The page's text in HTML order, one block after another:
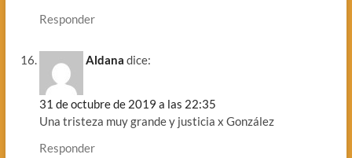
Responder
Aldana dice:
31 de octubre de 2019 a las 22:35
Una tristeza muy grande y justicia x González
Responder